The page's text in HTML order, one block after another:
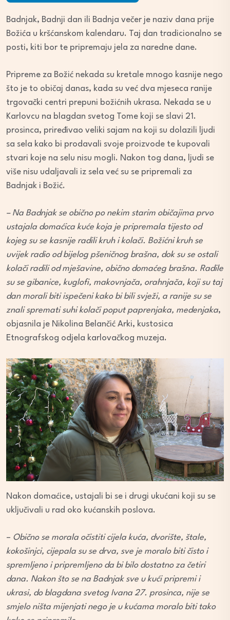
Badnjak, Badnji dan ili Badnja večer je naziv dana prije
Božića u kršćanskom kalendaru. Taj dan tradicionalno se
posti, kiti bor te pripremaju jela za naredne dane.
Pripreme za Božić nekada su kretale mnogo kasnije nego
što je to običaj danas, kada su već dva mjeseca ranije
trgovački centri prepuni božićnih ukrasa. Nekada se u
Karlovcu na blagdan svetog Tome koji se slavi 21.
prosinca, priređivao veliki sajam na koji su dolazili ljudi
sa sela kako bi prodavali svoje proizvode te kupovali
stvari koje na selu nisu mogli. Nakon tog dana, ljudi se
više nisu udaljavali iz sela već su se pripremali za
Badnjak i Božić.
– Na Badnjak se obično po nekim starim običajima prvo
ustajala domaćica kuće koja je pripremala tijesto od
kojeg su se kasnije radili kruh i kolači. Božićni kruh se
uvijek radio od bijelog pšeničnog brašna, dok su se ostali
kolači radili od mješavine, obično domaćeg brašna. Radile
su se gibanice, kuglofi, makovnjača, orahnjača, koji su taj
dan morali biti ispečeni kako bi bili svježi, a ranije su se
znali spremati suhi kolači poput paprenjaka, medenjaka,
objasnila je Nikolina Belančić Arki, kustosica
Etnografskog odjela karlovačkog muzeja.
Nakon domaćice, ustajali bi se i drugi ukućani koji su se
uključivali u rad oko kućanskih poslova.
– Obično se morala očistiti cijela kuća, dvorište, štale,
kokošinjci, cijepala su se drva, sve je moralo biti čisto i
spremljeno i pripremljeno da bi bilo dostatno za četiri
dana. Nakon što se na Badnjak sve u kući pripremi i
ukrasi, do blagdana svetog Ivana 27. prosinca, nije se
smjelo ništa mijenjati nego je u kućama moralo biti tako